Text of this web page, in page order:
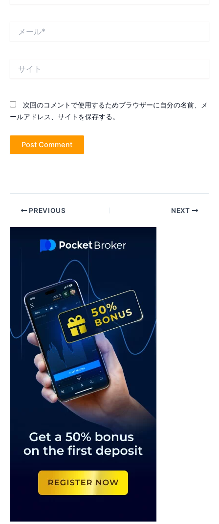
次回のコメントで使用するためブラウザーに自分の名前、メ
ールアドレス、サイトを保存する。
Post PREVIOUS NEXT